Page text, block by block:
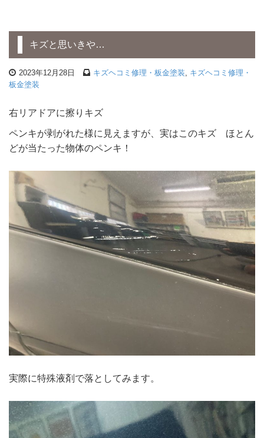
キズと思いきや…
2023年12月28日 キズヘコミ修理・板金塗装, キズヘコミ修理・
板金塗装
右リアドアに擦りキズ
ペンキが剥がれた様に見えますが、実はこのキズ ほとん
どが当たった物体のペンキ！
実際に特殊液剤で落としてみます。